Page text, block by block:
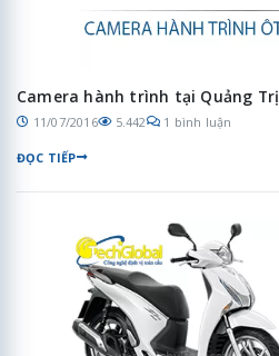
Camera hành trình tại Quảng Trị
11/07/2016 5.442 1 bình luận
ĐỌC TIẾP